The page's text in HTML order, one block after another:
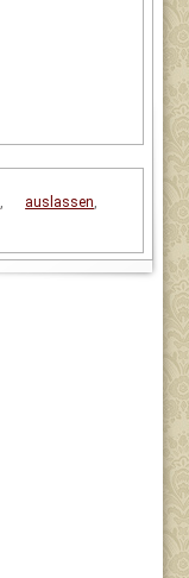
, auslassen,